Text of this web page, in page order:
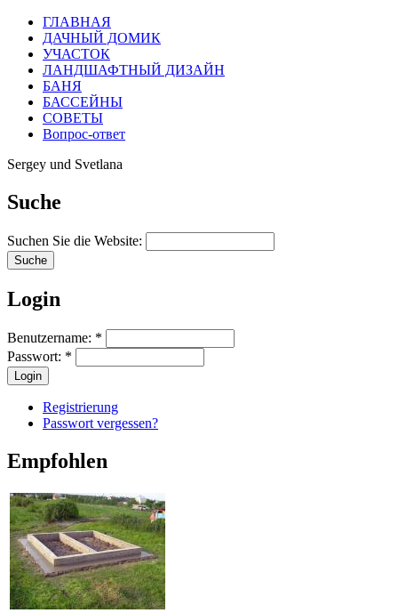
ГЛАВНАЯ
ДАЧНЫЙ ДОМИК
УЧАСТОК
ЛАНДШАФТНЫЙ ДИЗАЙН
БАНЯ
БАССЕЙНЫ
СОВЕТЫ
Вопрос-ответ
Sergey und Svetlana
Suche
Suchen Sie die Website:
Login
Benutzername: *
Passwort: *
Registrierung
Passwort vergessen?
Empfohlen